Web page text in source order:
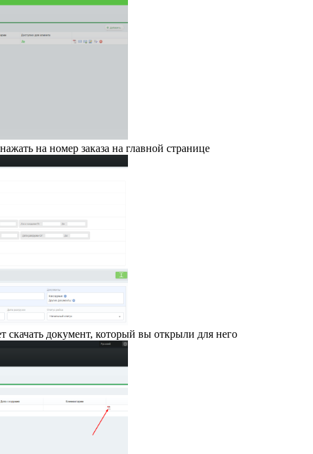
на номер заказа на главной странице
документ, который вы открыли для него